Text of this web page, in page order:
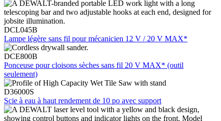
DCL045B
Lampe légère sans fil pour mécanicien 12 V / 20 V MAX*
DCE800B
Ponceuse pour cloisons sèches sans fil 20 V MAX* (outil
seulement)
D36000S
Scie à eau à haut rendement de 10 po avec support